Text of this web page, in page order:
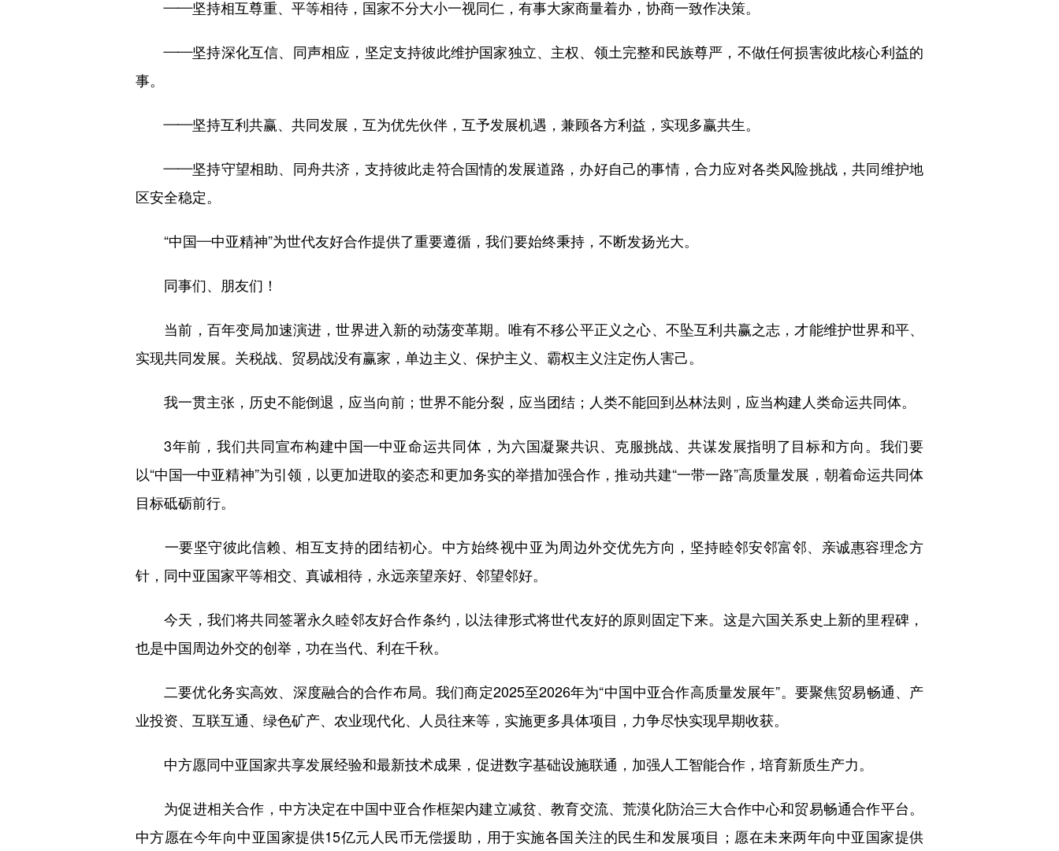
——坚持相互尊重、平等相待，国家不分大小一视同仁，有事大家商量着办，协商一致作决策。
——坚持深化互信、同声相应，坚定支持彼此维护国家独立、主权、领土完整和民族尊严，不做任何损害彼此核心利益的
事。
——坚持互利共赢、共同发展，互为优先伙伴，互予发展机遇，兼顾各方利益，实现多赢共生。
——坚持守望相助、同舟共济，支持彼此走符合国情的发展道路，办好自己的事情，合力应对各类风险挑战，共同维护地
区安全稳定。
“中国—中亚精神”为世代友好合作提供了重要遵循，我们要始终秉持，不断发扬光大。
同事们、朋友们！
当前，百年变局加速演进，世界进入新的动荡变革期。唯有不移公平正义之心、不坠互利共赢之志，才能维护世界和平、
实现共同发展。关税战、贸易战没有赢家，单边主义、保护主义、霸权主义注定伤人害己。
我一贯主张，历史不能倒退，应当向前；世界不能分裂，应当团结；人类不能回到丛林法则，应当构建人类命运共同体。
3年前，我们共同宣布构建中国—中亚命运共同体，为六国凝聚共识、克服挑战、共谋发展指明了目标和方向。我们要
以“中国—中亚精神”为引领，以更加进取的姿态和更加务实的举措加强合作，推动共建“一带一路”高质量发展，朝着命运共同体
目标砥砺前行。
一要坚守彼此信赖、相互支持的团结初心。中方始终视中亚为周边外交优先方向，坚持睦邻安邻富邻、亲诚惠容理念方
针，同中亚国家平等相交、真诚相待，永远亲望亲好、邻望邻好。
今天，我们将共同签署永久睦邻友好合作条约，以法律形式将世代友好的原则固定下来。这是六国关系史上新的里程碑，
也是中国周边外交的创举，功在当代、利在千秋。
二要优化务实高效、深度融合的合作布局。我们商定2025至2026年为“中国中亚合作高质量发展年”。要聚焦贸易畅通、产
业投资、互联互通、绿色矿产、农业现代化、人员往来等，实施更多具体项目，力争尽快实现早期收获。
中方愿同中亚国家共享发展经验和最新技术成果，促进数字基础设施联通，加强人工智能合作，培育新质生产力。
为促进相关合作，中方决定在中国中亚合作框架内建立减贫、教育交流、荒漠化防治三大合作中心和贸易畅通合作平台。
中方愿在今年向中亚国家提供15亿元人民币无偿援助，用于实施各国关注的民生和发展项目；愿在未来两年向中亚国家提供